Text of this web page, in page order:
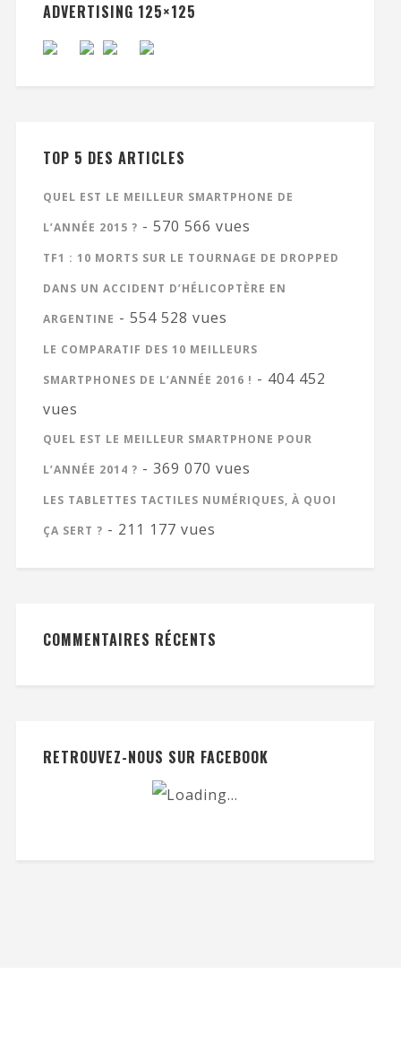
ADVERTISING 125×125
TOP 5 DES ARTICLES
QUEL EST LE MEILLEUR SMARTPHONE DE
L’ANNÉE 2015 ? - 570 566 vues
TF1 : 10 MORTS SUR LE TOURNAGE DE DROPPED
DANS UN ACCIDENT D’HÉLICOPTÈRE EN
ARGENTINE - 554 528 vues
LE COMPARATIF DES 10 MEILLEURS
SMARTPHONES DE L’ANNÉE 2016 ! - 404 452
vues
QUEL EST LE MEILLEUR SMARTPHONE POUR
L’ANNÉE 2014 ? - 369 070 vues
LES TABLETTES TACTILES NUMÉRIQUES, À QUOI
ÇA SERT ? - 211 177 vues
COMMENTAIRES RÉCENTS
RETROUVEZ-NOUS SUR FACEBOOK